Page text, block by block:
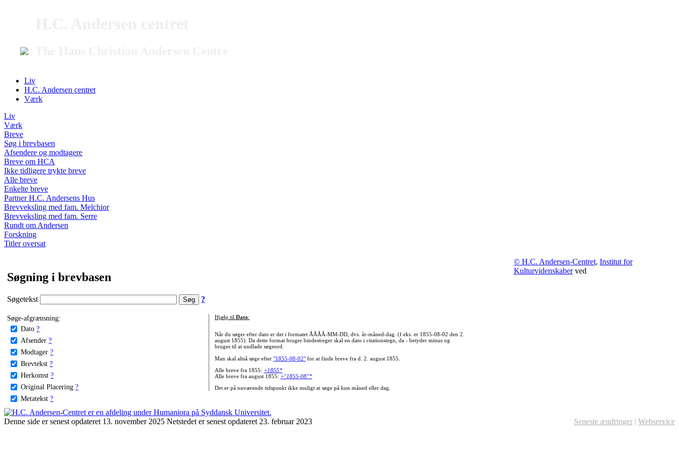
Liv
H.C. Andersen centret
Værk
Liv
Værk
Breve
Søg i brevbasen
Afsendere og modtagere
Breve om HCA
Ikke tidligere trykte breve
Alle breve
Enkelte breve
Partner H.C. Andersens Hus
Brevveksling med fam. Melchior
Brevveksling med fam. Serre
Rundt om Andersen
Forskning
Titler oversat
Søgning i brevbasen
Søgetekst ?
Søge-afgrænsning:
Dato ?
Afsender ?
Modtager ?
Brevtekst ?
Herkomst ?
Original Placering ?
Metatekst ?
Hjælp til Dato:
Når du søger efter dato er det i formatet ÅÅÅÅ-MM-DD, dvs. år-måned-dag. (f.eks. er 1855-08-02 den 2.
august 1855). Da dette format bruger bindestreger skal en dato i citationstegn, da - betyder minus og
bruges til at undlade søgeord.
Man skal altså søge efter "1855-08-02"for at finde breve fra d. 2. august 1855.
Alle breve fra 1855: +1855*
Alle breve fra august 1855: +"1855-08"*
Det er på nuværende tidspunkt ikke muligt at søge på kun måned eller dag.
© H.C. Andersen-Centret, Institut for
Kulturvidenskaberved
Denne side er senest opdateret 13. november 2025 Netstedet er senest opdateret 23. februar 2023 Seneste ændringer | Webservice